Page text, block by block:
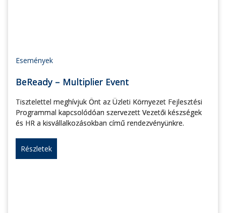
Események
BeReady – Multiplier Event
Tisztelettel meghívjuk Önt az Üzleti Környezet Fejlesztési
Programmal kapcsolódóan szervezett Vezetői készségek
és HR a kisvállalkozásokban című rendezvényünkre.
Részletek